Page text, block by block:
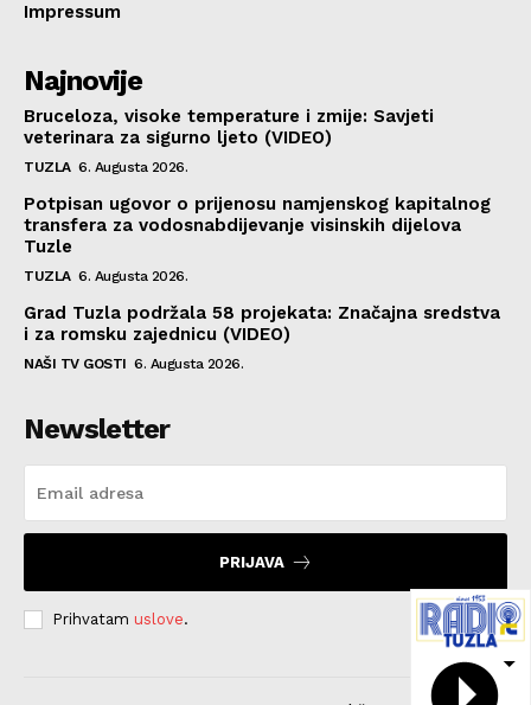
Impressum
Najnovije
Bruceloza, visoke temperature i zmije: Savjeti
veterinara za sigurno ljeto (VIDEO)
TUZLA 6. Augusta 2026.
Potpisan ugovor o prijenosu namjenskog kapitalnog
transfera za vodosnabdijevanje visinskih dijelova
Tuzle
TUZLA 6. Augusta 2026.
Grad Tuzla podržala 58 projekata: Značajna sredstva
i za romsku zajednicu (VIDEO)
NAŠI TV GOSTI 6. Augusta 2026.
Newsletter
PRIJAVA
Prihvatam uslove.